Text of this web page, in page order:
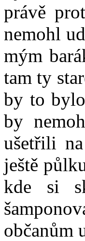
právě
nemohl
mým
tam ty
by to
by
ušetřili
ještě
kde si
občanům